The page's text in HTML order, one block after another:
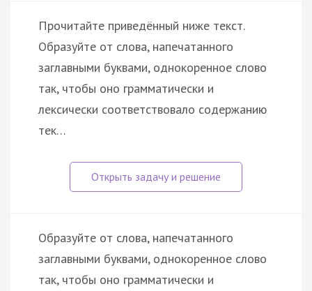
Прочитайте приведённый ниже текст.
Образуйте от слова, напечатанного
заглавными буквами, однокоренное слово
так, чтобы оно грамматически и
лексически соответствовало содержанию
тек…
Образуйте от слова, напечатанного
заглавными буквами, однокоренное слово
так, чтобы оно грамматически и